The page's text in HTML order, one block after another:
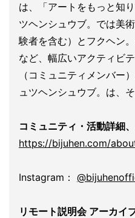
は、「アートをもっと知
ツヘンシュウブ。では美
験者を含む）とフクヘン
など、幅広いアクティビ
（コミュニティメンバー
ュツヘンシュウブ。は、
コミュニティ・活動詳細
https://bijuhen.com/
Instagram：
リモート説明会 アーカイ